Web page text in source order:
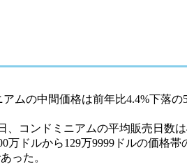
ムの中間価格は前年比4.4%下落
コンドミニアムの平均販売日数は
ドルから129万9999ドルの価格
った。